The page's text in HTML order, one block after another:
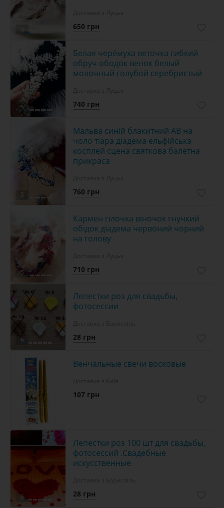
650 грн
5
Белая черёмуха веточка гибкий
обруч ободок венок белый
молочный голубой серебристый
740 грн
5
Мальва синій блакитний АВ на
чоло тіара діадема ельфійська
косплей сцена святкова балетна
прикраса
760 грн
5
Кармен гілочка віночок гнучкий
обідок діадема червоний чорний
на голову
710 грн
6
Лепестки роз для свадьбы,
фотосессии
28 грн
Венчальные свечи восковые
107 грн
6
Лепестки роз 100 шт для свадьбы,
фотосессий .Свадебные
искусственные
28 грн